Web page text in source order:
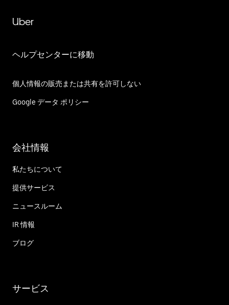
Uber
ヘルプセンターに移動
個人情報の販売または共有を許可しない
Google データ ポリシー
会社情報
私たちについて
提供サービス
ニュースルーム
IR 情報
ブログ
サービス